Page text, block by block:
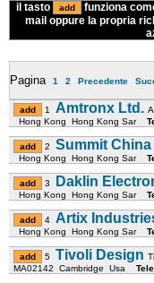
il tasto
funziona
mail oppure la propria
Pagina 1 2 Precedente
1 Amtronx Ltd.
Hong Kong Hong Kong Sar
2 Summit
Hong Kong Hong Kong Sar
3 Daklin
Hong Kong Hong Kong Sar
4 Artix
Hong Kong Hong Kong Sar
5 Tivoli Design
MA02142 Cambridge Usa